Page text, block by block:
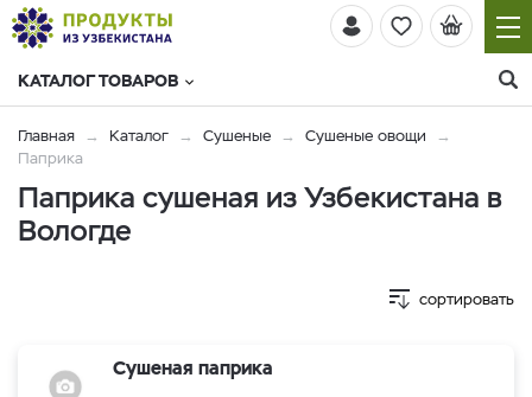
КАТАЛОГ ТОВАРОВ
Главная Каталог Сушеные
Сушеные овощи
Паприка
Паприка сушеная из Узбекистана в
Вологде
сортировать
Сушеная паприка